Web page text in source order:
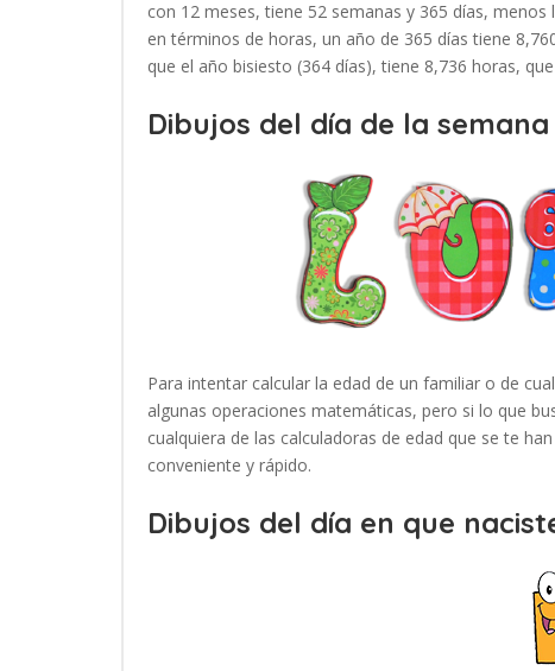
con 12 meses, tiene 52 semanas y 365 días,
en términos de horas, un año de 365 días tiene
que el año bisiesto (364 días), tiene 8,736 horas,
Dibujos del día de la
Para intentar calcular la edad de un familiar o de
algunas operaciones matemáticas, pero si lo que
cualquiera de las calculadoras de edad que se te
conveniente y rápido.
Dibujos del día en que